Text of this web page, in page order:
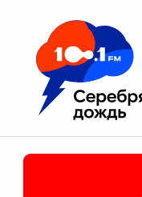
Москва 100.1 FM
Апатиты